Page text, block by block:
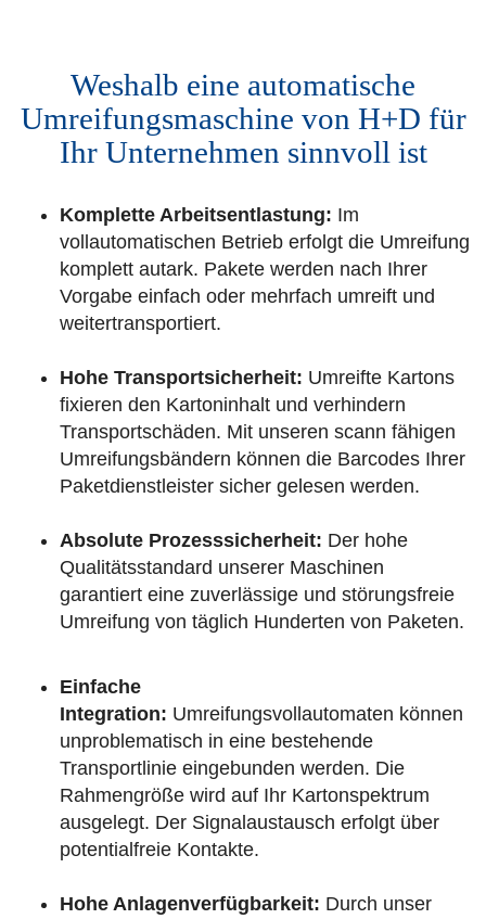
Weshalb eine automatische
Umreifungsmaschine von H+D für
Ihr Unternehmen sinnvoll ist
Komplette Arbeitsentlastung: Im
vollautomatischen Betrieb erfolgt die Umreifung
komplett autark. Pakete werden nach Ihrer
Vorgabe einfach oder mehrfach umreift und
weitertransportiert.
Hohe Transportsicherheit: Umreifte Kartons
fixieren den Kartoninhalt und verhindern
Transportschäden. Mit unseren scann fähigen
Umreifungsbändern können die Barcodes Ihrer
Paketdienstleister sicher gelesen werden.
Absolute Prozesssicherheit: Der hohe
Qualitätsstandard unserer Maschinen
garantiert eine zuverlässige und störungsfreie
Umreifung von täglich Hunderten von Paketen.
Einfache
Integration: Umreifungsvollautomaten können
unproblematisch in eine bestehende
Transportlinie eingebunden werden. Die
Rahmengröße wird auf Ihr Kartonspektrum
ausgelegt. Der Signalaustausch erfolgt über
potentialfreie Kontakte.
Hohe Anlagenverfügbarkeit: Durch unser